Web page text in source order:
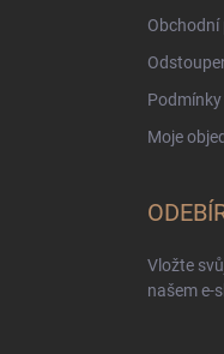
Moje
Vložte
našem e-